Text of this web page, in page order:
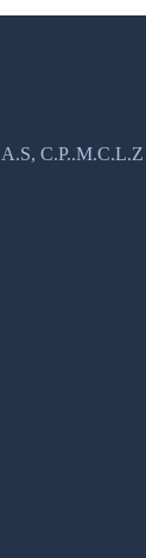
C.P..M.C.L.Z